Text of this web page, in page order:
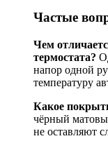
Частые
Чем
термостата?
напор одной
температуру
Какое
чёрный
не оставляют